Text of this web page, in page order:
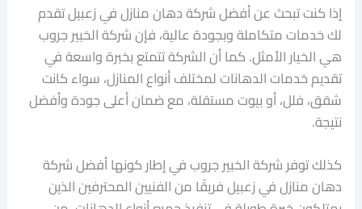
إذا كنت تبحث عن أفضل شركة دهان منازل في زعبيل تقدم
لك خدمات متكاملة وبجودة عالية، فإن شركة الخبير جروب
هي الخيار الأمثل. كما أن الشركة تتمتع بخبرة واسعة في
تقديم خدمات الدهانات لمختلف أنواع المنازل، سواء كانت
شقق، فلل، أو بيوت مستقلة، مع ضمان أعلى جودة وأفضل
نتيجة.
كذلك توفر شركة الخبير جروب في إطار كونها أفضل شركة
دهان منازل في زعبيل فريقًا من الفنيين المحترفين الذين